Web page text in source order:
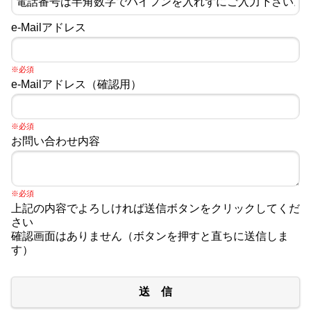
e-Mailアドレス
※必須
e-Mailアドレス（確認用）
※必須
お問い合わせ内容
※必須
上記の内容でよろしければ送信ボタンをクリックしてくだ
さい
確認画面はありません（ボタンを押すと直ちに送信しま
す）
送 信